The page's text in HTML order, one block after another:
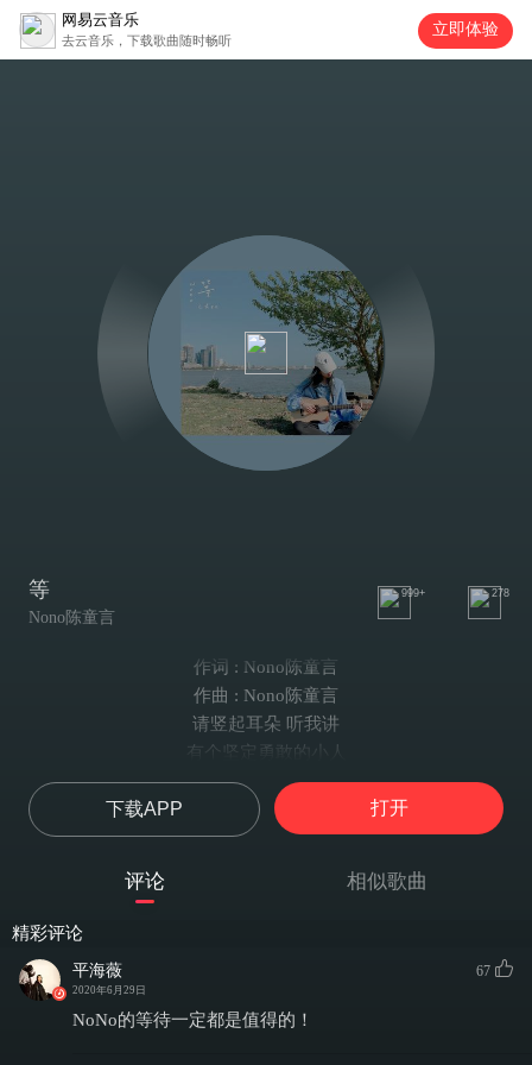
网易云音乐
去云音乐，下载歌曲随时畅听
立即体验
等
Nono陈童言
999+ 278
作词 : Nono陈童言
作曲 : Nono陈童言
请竖起耳朵 听我讲
有个坚定勇敢的小人
在我心里捉迷藏
Ta不出声呀 惹人疼呀
Ta给月亮沏茶
只见星辰寂寥
下载APP 打开
评论 相似歌曲
精彩评论
平海薇
2020年6月29日
67
NoNo的等待一定都是值得的！